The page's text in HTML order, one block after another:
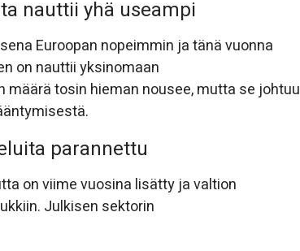
nauttii yhä useampi
Euroopan nopeimmin ja tänä vuonna
on nauttii yksinomaan
tosin hieman nousee, mutta se johtuu
parannettu
on viime vuosina lisätty ja valtion
Julkisen sektorin